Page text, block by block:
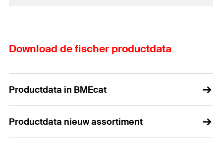
Download de fischer productdata
Productdata in BMEcat
Productdata nieuw assortiment